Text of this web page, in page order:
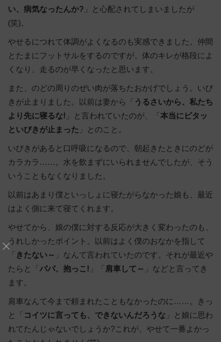
い、病気なったんか? 」と心配されてしまいましたが
(笑)。
やせるにつれて体調がよくなるのも実感できました。仲間
とたまにフットサルをするのですが、体のキレが格段によ
くなり、走るのが早くなったと思います。
また、のどの周りのぜい肉が落ちたおかげでしょう。いび
きが止まりました。以前は妻から「 うるさいから、私たち
より先に寝るな! 」と言われていたのが、「 本当にピタッ
といびきが止まった 」とのこと。
いびきがあると口呼吸になるので、朝起きたときにのどが
カラカラ……。水を飲まずにいられませんでしたが、そう
いうこともなくなりました。
以前はあまり僕といっしょに寝たがらなかった娘も、最近
はよく側に来て寝てくれます。
やせてから、娘の僕に対する反応が大きく変わったのも、
うれしかったポイント。以前はよく僕のおなかを指して
「 きたない～ 」なんて言われていたのです。それが最近や
たらと「 パパ、抱っこ! 」「 肩車して～ 」などと言ってき
ます。
肩車なんて今まで頼まれたこともなかったのに……。きっ
と「 コイツに言っても、できないんだろうな 」と娘に思わ
れてたんじゃないでしょうか?これが、やせて一番よかっ